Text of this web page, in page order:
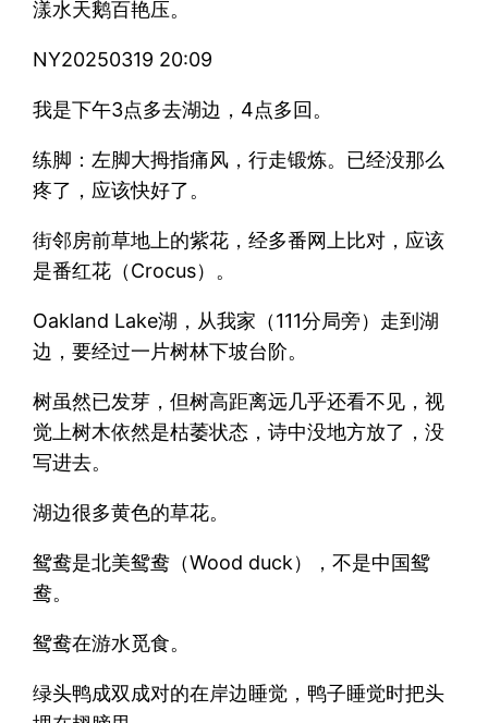
漾水天鹅百艳压。
NY20250319 20:09
我是下午3点多去湖边，4点多回。
练脚：左脚大拇指痛风，行走锻炼。已经没那么
疼了，应该快好了。
街邻房前草地上的紫花，经多番网上比对，应该
是番红花（Crocus）。
Oakland Lake湖，从我家（111分局旁）走到湖
边，要经过一片树林下坡台阶。
树虽然已发芽，但树高距离远几乎还看不见，视
觉上树木依然是枯萎状态，诗中没地方放了，没
写进去。
湖边很多黄色的草花。
鸳鸯是北美鸳鸯（Wood duck），不是中国鸳
鸯。
鸳鸯在游水觅食。
绿头鸭成双成对的在岸边睡觉，鸭子睡觉时把头